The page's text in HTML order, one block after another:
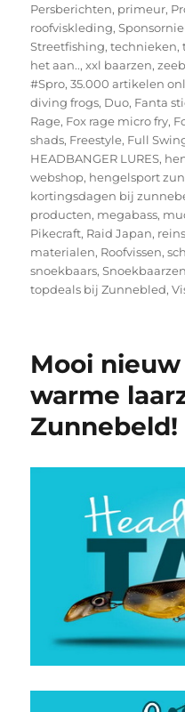
Persberichten, primeur,
roofviskleding,
Streetfishing,technieken,
het aan..,xxl baarzen,
#Spro,35.000 artikelen
diving frogs, Duo, Fanta
Rage, Fox rage micro fry,
shads, Freestyle, Full
HEADBANGER LURES,
webshop, hengelsport
kortingsdagen bij
producten, megabass,
Pikecraft, Raid Japan, reins
materialen, Roofvissen,
snoekbaars,Snoekbaarzen
topdeals bij Zunnebled,
Mooi
warme
Zunnebeld!